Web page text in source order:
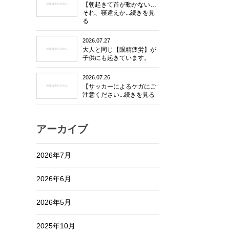
【朝起きて首が動かない…
それ、寝違えか...続きを見
る
2026.07.27
大人と同じ【眼精疲労】が
子供にも起きています。
2026.07.26
【サッカーによるケガにご
注意ください...続きを見る
アーカイブ
2026年7月
2026年6月
2026年5月
2025年10月